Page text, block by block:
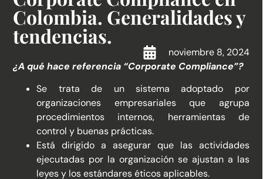
Colombia. Generalidades y
tendencias.
noviembre 8, 2024
¿A qué hace referencia “Corporate Compliance”?
Se trata de un sistema adoptado por
organizaciones empresariales que agrupa
procedimientos internos, herramientas de
control y buenas prácticas.
Está dirigido a asegurar que las actividades
ejecutadas por la organización se ajustan a las
leyes y los estándares éticos aplicables.